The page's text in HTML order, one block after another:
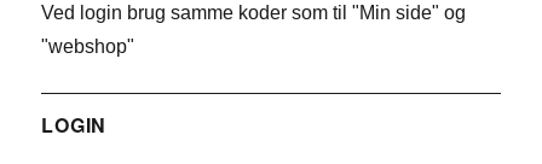
Ved login brug samme koder som til "Min side" og
"webshop"
LOGIN